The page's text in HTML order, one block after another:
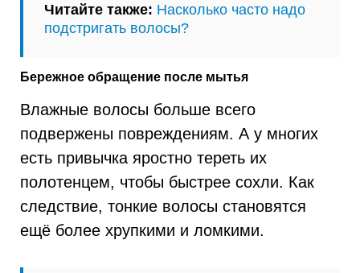
Читайте также: Насколько часто надо
подстригать волосы?
Бережное обращение после мытья
Влажные волосы больше всего
подвержены повреждениям. А у многих
есть привычка яростно тереть их
полотенцем, чтобы быстрее сохли. Как
следствие, тонкие волосы становятся
ещё более хрупкими и ломкими.